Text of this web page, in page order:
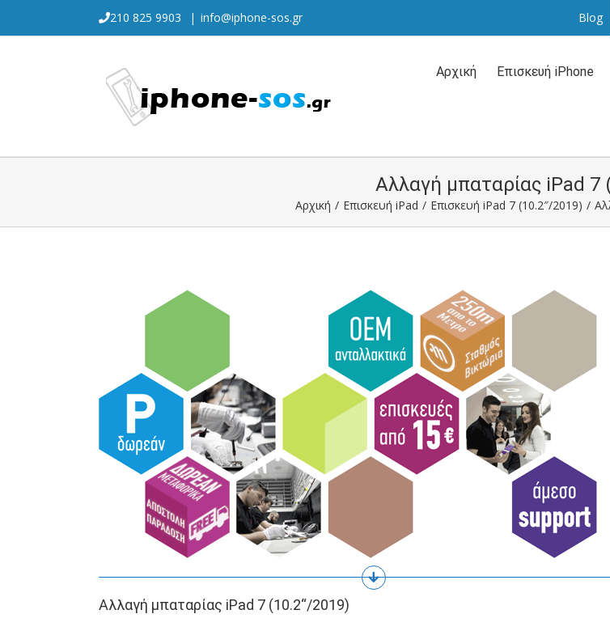
content
210 825 9903 | info@iphone-sos.gr Blog
Αναζήτηση
Αρχική Επισκευή iPhone
Αλλαγή μπαταρίας iPad 7
Αρχική / Επισκευή iPad / Επισκευή iPad 7 (10.2″/2019) /
Αλλαγή μπαταρίας iPad 7 (10.2“/2019)